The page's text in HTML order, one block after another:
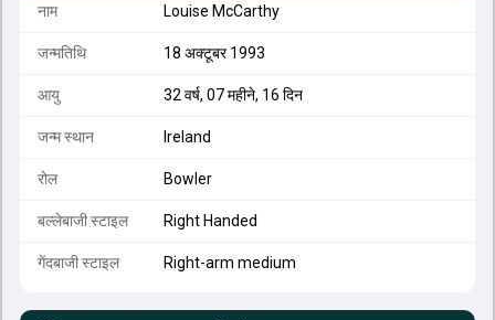
नाम Louise McCarthy
जन्मतिथि 18 अक्टूबर 1993
आयु 32 वर्ष, 07 महीने, 16 दिन
जन्म स्थान Ireland
रोल Bowler
बल्लेबाजी स्टाइल Right Handed
गेंदबाजी स्टाइल Right-arm medium